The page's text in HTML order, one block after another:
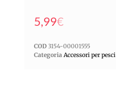
5,99€
COD 3154-00001555
Categoria Accessori per pesci